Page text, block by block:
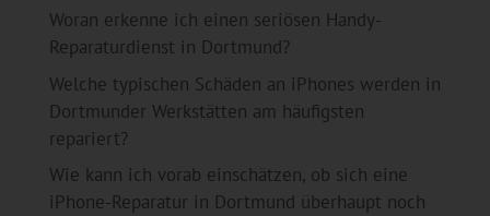
Woran erkenne ich einen seriösen Handy-
Reparaturdienst in Dortmund?
Welche typischen Schäden an iPhones werden in
Dortmunder Werkstätten am häufigsten
repariert?
Wie kann ich vorab einschätzen, ob sich eine
iPhone-Reparatur in Dortmund überhaupt noch